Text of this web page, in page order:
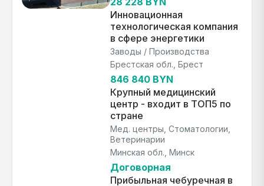
Инновационная
технологическая компания
в сфере энергетики
Заводы / Производства
Брестская обл., Брест
846 840 BYN
Крупный медицинский
центр - входит в ТОП5 по
стране
Мед. центры, Стоматологии,
Ветеринарии
Минская обл., Минск
Договорная
Прибыльная чебуречная в